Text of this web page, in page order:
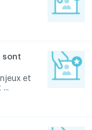
sont
et